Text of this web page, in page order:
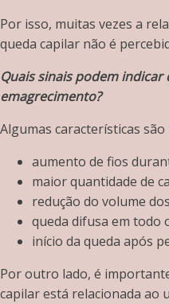
Por isso, muitas vezes a
queda capilar não é
Quais sinais podem
emagrecimento?
Algumas características
aumento de fios
maior quantidade de
redução do volume
queda difusa em todo
início da queda após
Por outro lado, é
capilar está relacionada ao